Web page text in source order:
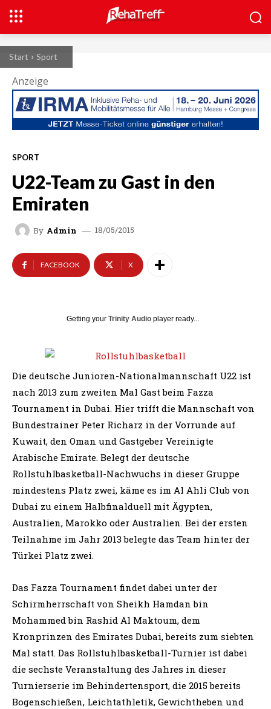
Start Sport
Anzeige
SPORT
U22-Team zu Gast in den
Emiraten
By Admin 18/05/2015
FACEBOOK X
Getting your Trinity Audio player ready...
Die deutsche Junioren-Nationalmannschaft U22 ist
nach 2013 zum zweiten Mal Gast beim Fazza
Tournament in Dubai. Hier trifft die Mannschaft von
Bundestrainer Peter Richarz in der Vorrunde auf
Kuwait, den Oman und Gastgeber Vereinigte
Arabische Emirate. Belegt der deutsche
Rollstuhlbasketball-Nachwuchs in dieser Gruppe
mindestens Platz zwei, käme es im Al Ahli Club von
Dubai zu einem Halbfinalduell mit Ägypten,
Australien, Marokko oder Australien. Bei der ersten
Teilnahme im Jahr 2013 belegte das Team hinter der
Türkei Platz zwei.
Das Fazza Tournament findet dabei unter der
Schirmherrschaft von Sheikh Hamdan bin
Mohammed bin Rashid Al Maktoum, dem
Kronprinzen des Emirates Dubai, bereits zum siebten
Mal statt. Das Rollstuhlbasketball-Turnier ist dabei
die sechste Veranstaltung des Jahres in dieser
Turnierserie im Behindertensport, die 2015 bereits
Bogenschießen, Leichtathletik, Gewichtheben und